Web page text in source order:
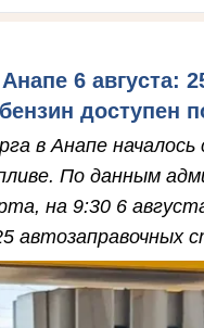
6 августа:
доступен
в Анапе началось
По данным
на 9:30 6
автозаправочных